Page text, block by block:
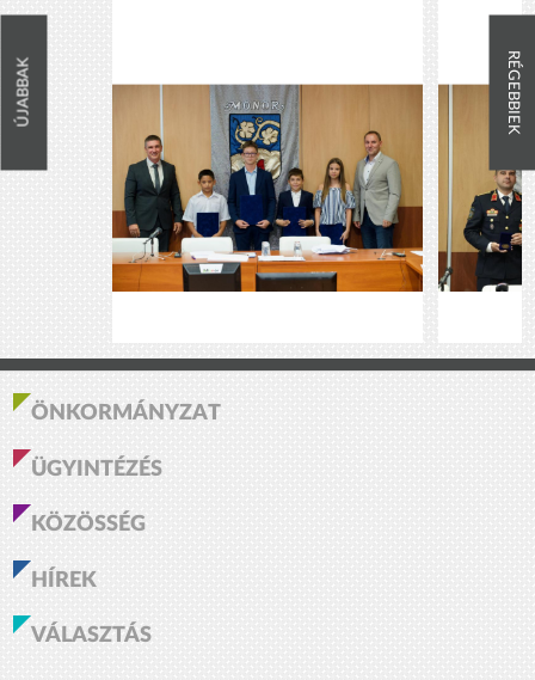
ÚJABBAK RÉGEBBIEK
ÖNKORMÁNYZAT
ÜGYINTÉZÉS
KÖZÖSSÉG
HÍREK
VÁLASZTÁS